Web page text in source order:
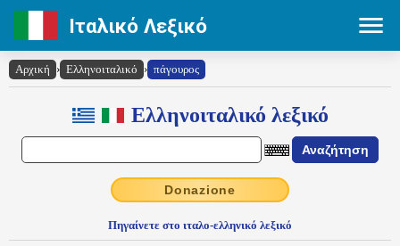
Ιταλικό Λεξικό
Αρχική › Ελληνοιταλικό › πάγουρος
Ελληνοιταλικό λεξικό
Donazione
Πηγαίνετε στο ιταλο-ελληνικό λεξικό